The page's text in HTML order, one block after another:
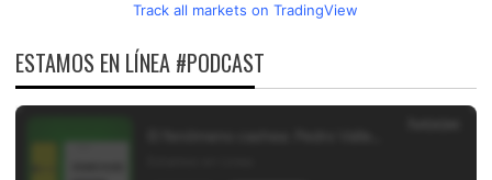
Track all markets on TradingView
ESTAMOS EN LÍNEA #PODCAST